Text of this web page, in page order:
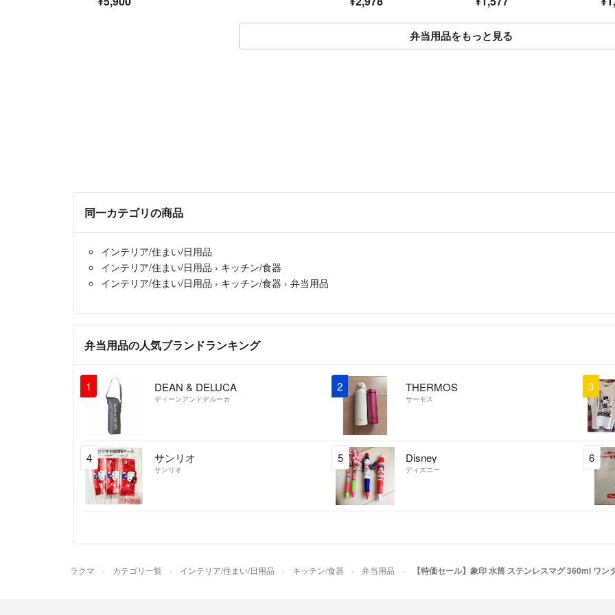
ダンボールの破損
【返品・返金】
弁当用品をもっと見る
同一カテゴリの商品
インテリア/住まい/日用品
インテリア/住まい/日用品 › キッチン/食器
インテリア/住まい/日用品 › キッチン/食器 › 弁当用品
弁当用品の人気ブランドランキング
1 DEAN & DELUCA
ディーンアンドデルーカ
2 THERMOS
サーモス
3
4 サンリオ
サンリオ
5 Disney
ディズニー
6
ラクマ カテゴリ一覧 インテリア/住まい/日用品 キッチン/食器 弁当用品 【特価セール】象印 水筒 ステンレスマグ 360ml ワン